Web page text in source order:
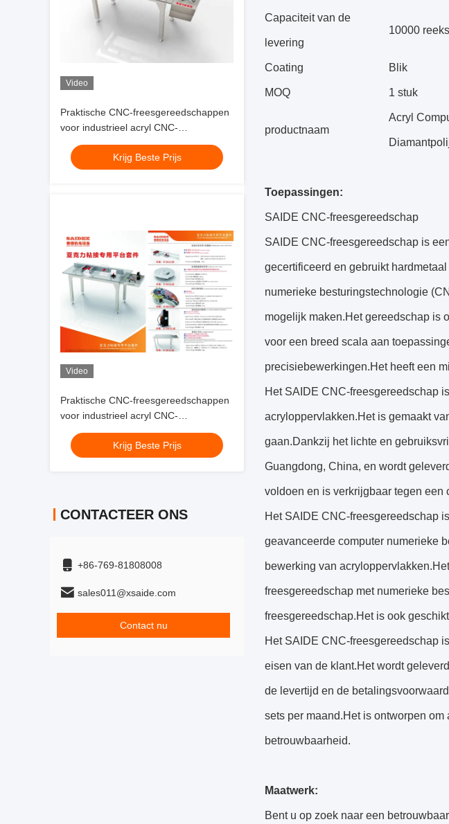
Video
Praktische CNC-freesgereedschappen
voor industrieel acryl CNC-
afschuimgereedschap voor acryl,
snijden met hoge snelheid
Krijg Beste Prijs
Video
Praktische CNC-freesgereedschappen
voor industrieel acryl CNC-
afschuimgereedschap voor acryl,
snijden met hoge snelheid
Krijg Beste Prijs
CONTACTEER ONS
+86-769-81808008
sales011@xsaide.com
Contact nu
Capaciteit van de
levering
10000
Coating Blik
MOQ 1 stuk
productnaam
Acryl
Toepassingen:
SAIDE CNC-freesgereedschap
SAIDE CNC-freesgereedschap is
gecertificeerd en gebruikt
numerieke besturingstechnologie
mogelijk maken.Het gereedschap is
voor een breed scala aan
precisiebewerkingen.Het heeft een
Het SAIDE CNC-freesgereedschap
acryloppervlakken.Het is gemaakt
gaan.Dankzij het lichte en
Guangdong, China, en wordt
voldoen en is verkrijgbaar tegen een
Het SAIDE CNC-freesgereedschap
geavanceerde computer numerieke
bewerking van
freesgereedschap met numerieke
freesgereedschap.Het is ook
Het SAIDE CNC-freesgereedschap
eisen van de klant.Het wordt
de levertijd en de
sets per maand.Het is ontworpen
betrouwbaarheid.
Maatwerk:
Bent u op zoek naar een